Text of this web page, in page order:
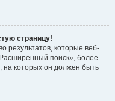
страницу!
результатов, которые веб-
поиск», более
на которых он должен быть